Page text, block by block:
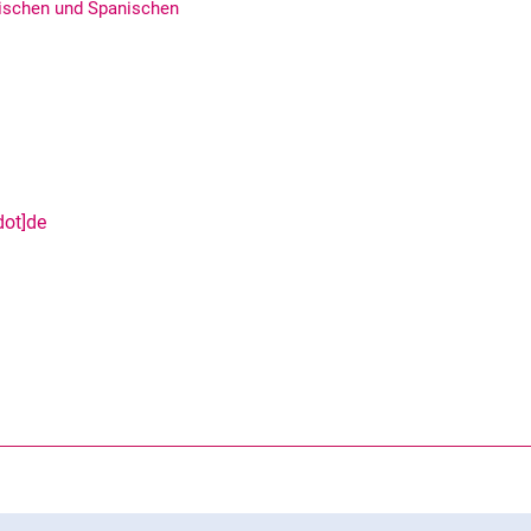
und Spanischen
Link, öffnet neues Fenster)
(externer Link, öffnet neues Fenster)